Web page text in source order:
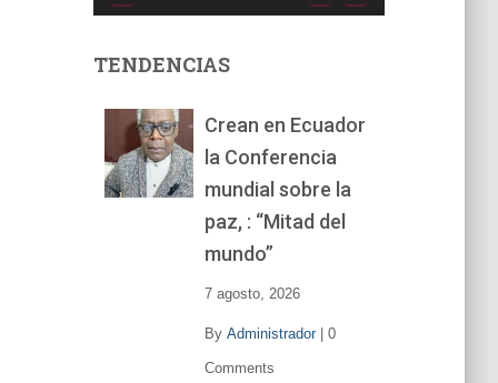
tTENDENCIAS
Crean en Ecuador
la Conferencia
mundial sobre la
paz, : “Mitad del
mundo”
7 agosto, 2026
By Administrador| 0
Comments